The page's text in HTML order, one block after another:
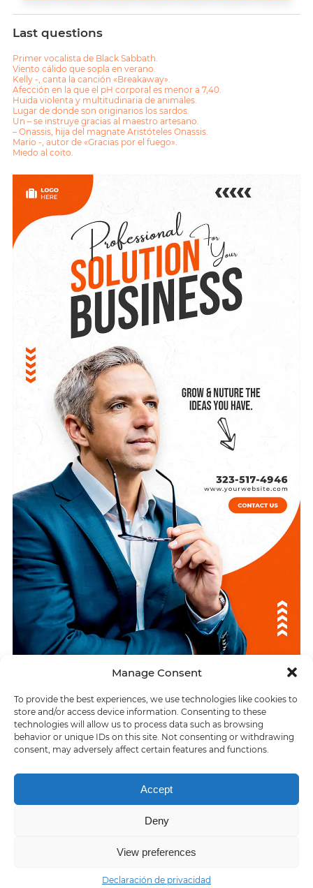
Manage Consent
To provide the best experiences, we use technologies like cookies to
store and/or access device information. Consenting to these
technologies will allow us to process data such as browsing
behavior or unique IDs on this site. Not consenting or withdrawing
consent, may adversely affect certain features and functions.
Accept
Deny
View preferences
Declaración de privacidad
Last questions
Primer vocalista de Black Sabbath.
Viento cálido que sopla en verano.
Kelly -, canta la canción «Breakaway».
Afección en la que el pH corporal es menor a 7,40.
Huida violenta y multitudinaria de animales.
Lugar de donde son originarios los sardos.
Un – se instruye gracias al maestro artesano.
– Onassis, hija del magnate Aristóteles Onassis.
Mario -, autor de «Gracias por el fuego».
Miedo al coito.
ÚLTIMAS RESPUESTAS
Inflamación aguda de las glándulas del párpado
> El reloj más preciso inventado por el hombre
Privacy policy